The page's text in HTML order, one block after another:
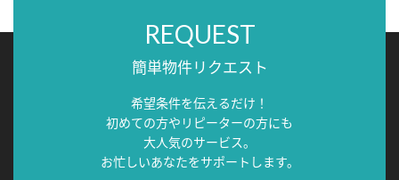
REQUEST
簡単物件リクエスト
希望条件を伝えるだけ！
初めての方やリピーターの方にも
大人気のサービス。
お忙しいあなたをサポートします。